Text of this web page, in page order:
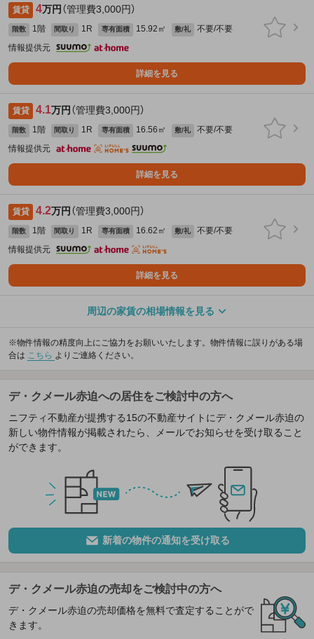
賃貸 4万円（管理費3,000円）
階数 1階 間取り 1R 専有面積 15.92㎡ 敷/礼
不要/不要
情報提供元
詳細を見る
賃貸 4.1万円（管理費3,000円）
階数 1階 間取り 1R 専有面積 16.56㎡ 敷/礼
不要/不要
情報提供元
詳細を見る
賃貸 4.2万円（管理費3,000円）
階数 1階 間取り 1R 専有面積 16.62㎡ 敷/礼
不要/不要
情報提供元
詳細を見る
周辺の家賃の相場情報を見る
※物件情報の精度向上にご協力をお願いいたします。物件情報に誤りがある場
合は こちら よりご連絡ください。
デ・クメール赤迫への居住をご検討中の方へ
ニフティ不動産が提携する15の不動産サイトにデ・クメール赤迫の
新しい物件情報が掲載されたら、メールでお知らせを受け取ること
ができます。
新着の物件の通知を受け取る
デ・クメール赤迫の売却をご検討中の方へ
デ・クメール赤迫の売却価格を無料で査定することがで
きます。